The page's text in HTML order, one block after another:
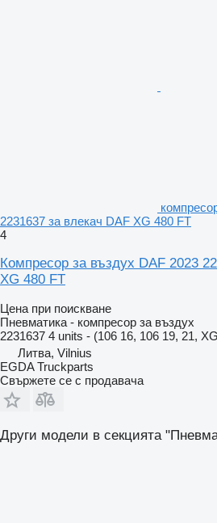
2231637 за влекач DAF XG 480 FT
4
Компресор за въздух DAF 2023
XG 480 FT
Цена при поискване
Пневматика - компресор за въздух
2231637 4 units - (106 16, 106 19, 21,
Литва, Vilnius
EGDA Truckparts
Свържете се с продавача
Други модели в секцията